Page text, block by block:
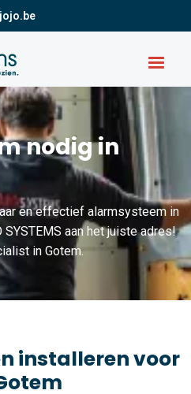
nodig in
en effectief alarmsysteem in
SYSTEMS aan het juiste adres!
in Gotem.
installeren voor